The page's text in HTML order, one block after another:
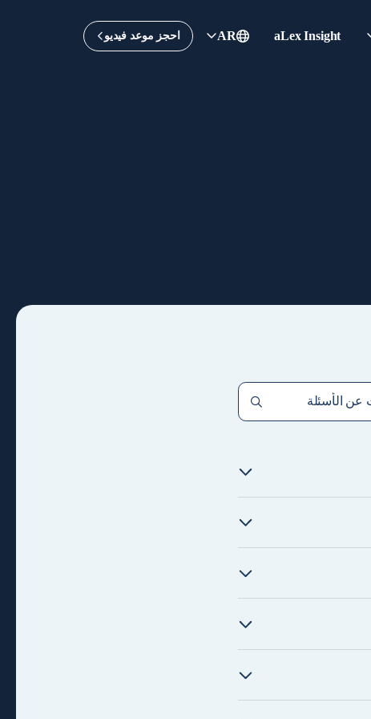
aLex Insight
AR احجز موعد فيديو